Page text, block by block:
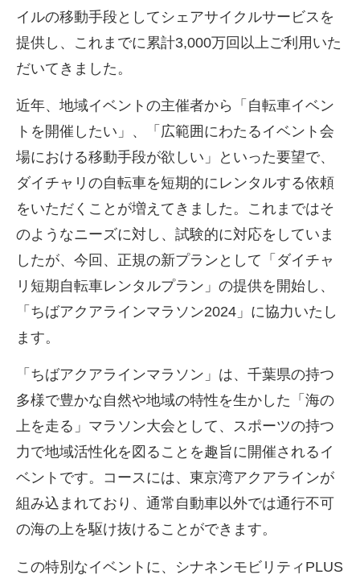
イルの移動手段としてシェアサイクルサービスを
提供し、これまでに累計3,000万回以上ご利用いた
だいてきました。
近年、地域イベントの主催者から「自転車イベン
トを開催したい」、「広範囲にわたるイベント会
場における移動手段が欲しい」といった要望で、
ダイチャリの自転車を短期的にレンタルする依頼
をいただくことが増えてきました。これまではそ
のようなニーズに対し、試験的に対応をしていま
したが、今回、正規の新プランとして「ダイチャ
リ短期自転車レンタルプラン」の提供を開始し、
「ちばアクアラインマラソン2024」に協力いたし
ます。
「ちばアクアラインマラソン」は、千葉県の持つ
多様で豊かな自然や地域の特性を生かした「海の
上を走る」マラソン大会として、スポーツの持つ
力で地域活性化を図ることを趣旨に開催されるイ
ベントです。コースには、東京湾アクアラインが
組み込まれており、通常自動車以外では通行不可
の海の上を駆け抜けることができます。
この特別なイベントに、シナネンモビリティPLUS